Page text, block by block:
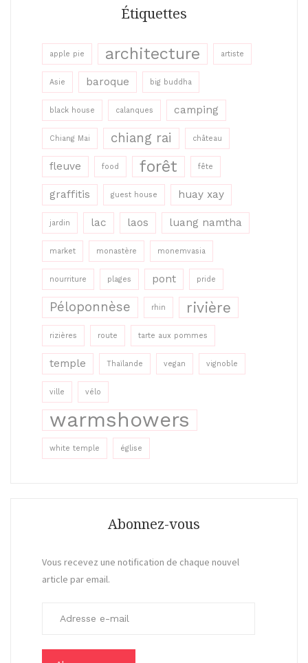
Étiquettes
apple pie architecture artiste
Asie baroque big buddha
black house calanques camping
Chiang Mai chiang rai château
fleuve food forêt fête
graffitis guest house huay xay
jardin lac laos luang namtha
market monastère monemvasia
nourriture plages pont pride
Péloponnèse rhin rivière
rizières route tarte aux pommes
temple Thaïlande vegan vignoble
ville vélo
warmshowers
white temple église
Abonnez-vous
Vous recevez une notification de chaque nouvel
article par email.